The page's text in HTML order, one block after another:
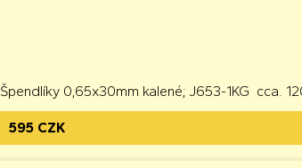
Špendlíky 0,65x30mm kalené; J653-1KG cca.
595 CZK